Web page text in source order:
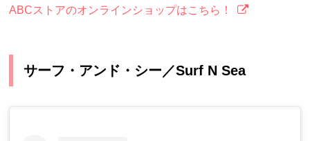
ABCストアのオンラインショップはこちら！
サーフ・アンド・シー／Surf N Sea